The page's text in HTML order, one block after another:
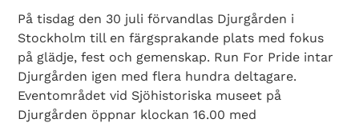
På tisdag den 30 juli förvandlas Djurgården i
Stockholm till en färgsprakande plats med fokus
på glädje, fest och gemenskap. Run For Pride intar
Djurgården igen med flera hundra deltagare.
Eventområdet vid Sjöhistoriska museet på
Djurgården öppnar klockan 16.00 med